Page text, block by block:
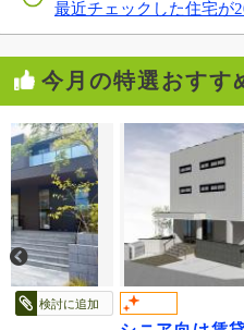
最近チェックした住宅が
今月の特選おすす
検討に追加